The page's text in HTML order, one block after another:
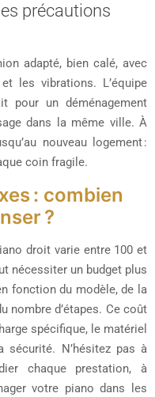
précautions
adapté, bien calé, avec
les vibrations. L’équipe
pour un déménagement
dans la même ville. À
nouveau logement :
coin fragile.
: combien
?
droit varie entre 100 et
nécessiter un budget plus
fonction du modèle, de la
nombre d’étapes. Ce coût
spécifique, le matériel
sécurité. N’hésitez pas à
chaque prestation, à
votre piano dans les